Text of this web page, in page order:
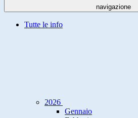
navigazione
Tutte le info
2026
Gennaio